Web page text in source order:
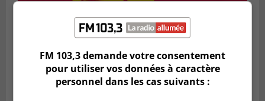
SAINT-BRUNO-DE-MONTARVILLE
Publié le 2 août 2026 à 08h06
La Fête des parcs est de retour à Saint-
FM 103,3 demande votre consentement
pour utiliser vos données à caractère
personnel dans les cas suivants :